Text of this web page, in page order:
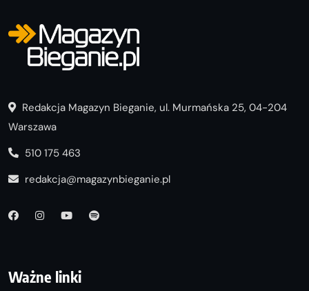
Redakcja Magazyn Bieganie, ul. Murmańska 25, 04-204
Warszawa
510 175 463
redakcja@magazynbieganie.pl
Ważne linki